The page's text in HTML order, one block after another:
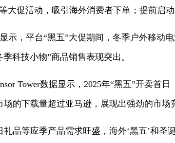
大促活动，吸引海外消费者下单；提前启
示，平台“黑五”大促期间，冬季户外移动
科技小物”商品销售表现突出。
Tower数据显示，2025年“黑五”开卖首
场的下载量超过亚马逊，展现出强劲的市场
礼品等应季产品需求旺盛，海外‘黑五’和